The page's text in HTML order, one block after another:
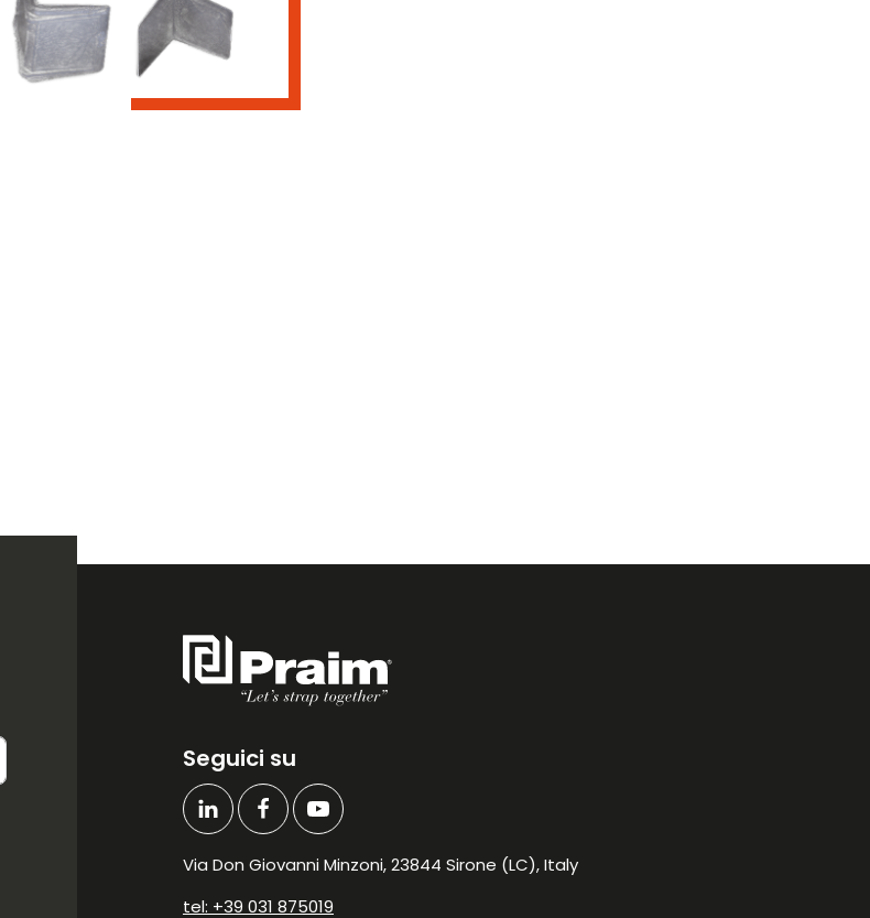
Seguici su
Via Don Giovanni Minzoni, 23844 Sirone (LC), Italy
tel: +39 031 875019